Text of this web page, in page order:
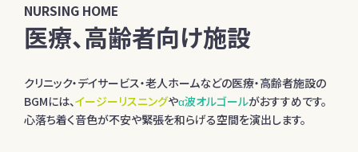
NURSING HOME
医療、高齢者向け施設
クリニック・デイサービス・老人ホームなどの医療・高齢者施設の
BGMには、イージーリスニングやα波オルゴールがおすすめです。
心落ち着く音色が不安や緊張を和らげる空間を演出します。